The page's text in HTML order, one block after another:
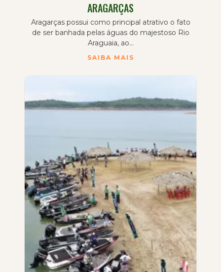
ARAGARÇAS
Aragarças possui como principal atrativo o fato
de ser banhada pelas águas do majestoso Rio
Araguaia, ao...
SAIBA MAIS